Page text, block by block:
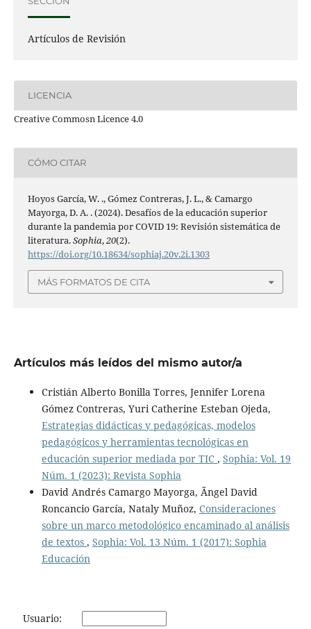
Artículos de Revisión
LICENCIA
Creative Commosn Licence 4.0
CÓMO CITAR
Hoyos García, W. ., Gómez Contreras, J. L., & Camargo
Mayorga, D. A. . (2024). Desafíos de la educación superior
durante la pandemia por COVID 19: Revisión sistemática de
literatura.Sophia,20(2).
https://doi.org/10.18634/sophiaj.20v.2i.1303
MÁS FORMATOS DE CITA
Artículos más leídos del mismo autor/a
Cristián Alberto Bonilla Torres, Jennifer Lorena
Gómez Contreras, Yuri Catherine Esteban Ojeda,
Estrategias didácticas y pedagógicas, modelos
pedagógicos y herramientas tecnológicas en
educación superior mediada por TIC , Sophia: Vol. 19
Núm. 1 (2023): Revista Sophia
David Andrés Camargo Mayorga, Ãngel David
Roncancio García, Nataly Muñoz, Consideraciones
sobre un marco metodológico encaminado al análisis
de textos , Sophia: Vol. 13 Núm. 1 (2017): Sophia
Educación
Usuario: